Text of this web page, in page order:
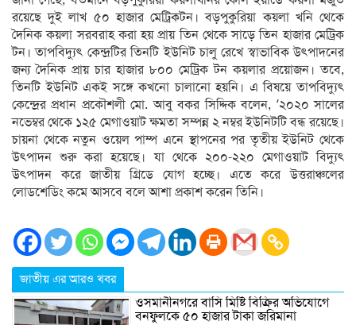
রয়েছে দুই লাখ ৫০ হাজার মেট্রিকটন। বড়পুকুরিয়া কয়লা খনি থেকে
দৈনিক কয়লা সরবরাহ করা হয় প্রায় তিন থেকে সাড়ে তিন হাজার মেট্রিক
টন। তাপবিদ্যুৎ কেন্দ্রটির তিনটি ইউনিট চালু রেখে স্বাভাবিক উৎপাদনের
জন্য দৈনিক প্রায় চার হাজার ৮০০ মেট্রিক টন কয়লার প্রয়োজন। তবে,
তিনটি ইউনিট একই সঙ্গে কখনো চালানো হয়নি। এ বিষয়ে তাপবিদ্যুৎ
কেন্দ্রের প্রধান প্রকৌশলী মো. আবু বকর সিদ্দিক বলেন, ‘২০২০ সালের
নভেম্বর থেকে ১২৫ মেগাওয়াট ক্ষমতা সম্পন্ন ২ নম্বর ইউনিটটি বন্ধ রয়েছে।
চায়না থেকে নতুন ওয়েল পাম্প এনে স্থাপনের পর তৃতীয় ইউনিট থেকে
উৎপাদন শুরু করা হয়েছে। যা থেকে ২০০-২২০ মেগাওয়াট বিদ্যুৎ
উৎপাদন করে জাতীয় গ্রিডে যোগ হচ্ছে। এতে করে উত্তরাঞ্চলের
লোডশেডিং কমে আসবে বলে আশা প্রকাশ করেন তিনি।
জাতীয় এর আরও খবর
ওসমানীনগরে বাসি মিষ্টি বিক্রির অভিযোগে
বনফুলকে ৫০ হাজার টাকা জরিমানা